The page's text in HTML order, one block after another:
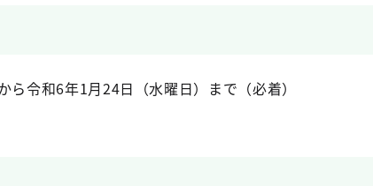
令和6年1月24日（水曜日）まで（必着）